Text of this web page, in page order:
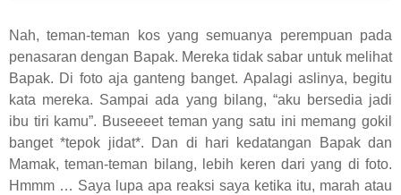
Nah, teman-teman kos yang semuanya perempuan pada
penasaran dengan Bapak. Mereka tidak sabar untuk melihat
Bapak. Di foto aja ganteng banget. Apalagi aslinya, begitu
kata mereka. Sampai ada yang bilang, “aku bersedia jadi
ibu tiri kamu”. Buseeeet teman yang satu ini memang gokil
banget *tepok jidat*. Dan di hari kedatangan Bapak dan
Mamak, teman-teman bilang, lebih keren dari yang di foto.
Hmmm … Saya lupa apa reaksi saya ketika itu, marah atau